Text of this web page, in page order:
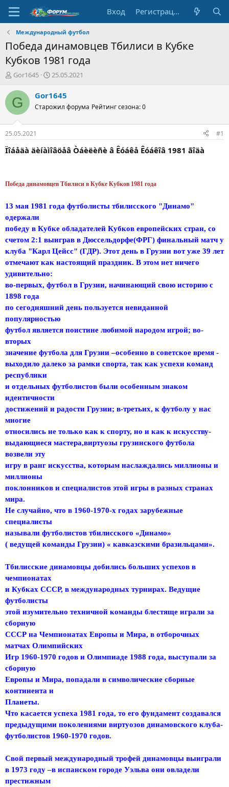
Вход Регистрация
Международный футбол
Победа динамовцев Тбилиси в Кубке
Кубков 1981 года
А
т
о
т
е
м
ы
Gor1645
Д
т
н
а
л
25.05.2021
G Gor1645
Старожил форума Рейтинг сезона: 0
25.05.2021 #1
Ïîáåäà äèíàìîâöåâ Òáèëèñè â Êóáêå Êóáêîâ 1981 ãîäà
Победа динамовцев Тбилиси в Кубке Кубков 1981 года
13 мая 1981 года футболисты тбилисского "Динамо"
одержали
победу в Кубке обладателей Кубков европейских стран, со
счетом 2:1 выиграв в Дюссельдорфе(ФРГ) финальный матч у
клуба "Карл Цейсс" (ГДР). Этот день в Грузии вот уже 39 лет
отмечают как настоящий праздник. В этом нет ничего
удивительно:
во-первых, футбол в Грузии, начинающий свою историю с
1898 года
по сегодняшний день пользуется невиданной
популярностью
футбол является поистине любимой народом игрой; во-
вторых
значение футбола для Грузии –особенно в советское время -
выходило далеко за рамки спорта, так как успехи команд
республики
и отдельных футболистов были особенным знаком
идентичности
достижений и радости Грузии; в-третьих, к футболу у нас
многие
относились не только как к спорту, но и как к искусству-
выдающиеся мастера,виртуозы грузинского футбола
возвели эту
игру в ранг искусства, которым наслаждались миллионы и
миллионы
поклонников и специалистов этой игры в разных странах
мира.
Не случайно, что в 1960-1970-х годах зарубежные
специалисты
называли футболистов тбилисского «Динамо»
( ведущей команды Грузии) « кавказскими бразильцами».
Тбилисские динамовцы добились больших успехов в
чемпионатах
и Кубках СССР, в международных турнирах. Ведущие
футболисты
этой изумительно техничной команды блестяще играли за
сборную
СССР на Чемпионатах Европы и Мира, в отборочных
матчах Олимпийских
Игр 1960-1970 годов и Олимпиаде 1988 года, выступали за
сборную
Европы и Мира, попадали в символические сборные
континента и
Планеты.
Что касается успеха 1981 года, то его фундамент создавался
предыдущими поколениями виртуозов динамовского клуба-
футболистов 1960-1970 годов.
Свой первый международный трофей динамовцы выиграли
в 1973 году –в испанском городе Уэльва они овладели
престижным